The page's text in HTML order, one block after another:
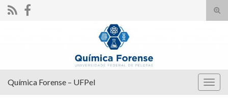
Química Forense – UFPel